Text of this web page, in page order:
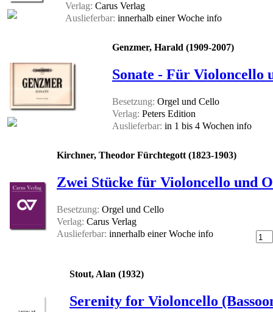
Verlag: Carus Verlag
Auslieferbar: innerhalb einer Woche info
Genzmer, Harald (1909-2007)
Sonate - Für Violoncello
Besetzung: Orgel und Cello
Verlag: Peters Edition
Auslieferbar: in 1 bis 4 Wochen info
Kirchner, Theodor Fürchtegott (1823-1903)
Zwei Stücke für Violoncello und
Besetzung: Orgel und Cello
Verlag: Carus Verlag
Auslieferbar: innerhalb einer Woche info
Stout, Alan (1932)
Serenity for Violoncello